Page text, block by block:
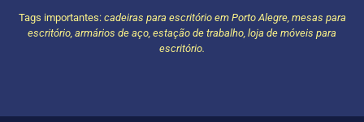
Tags importantes: cadeiras para escritório em Porto Alegre, mesas para
escritório, armários de aço, estação de trabalho, loja de móveis para
escritório.